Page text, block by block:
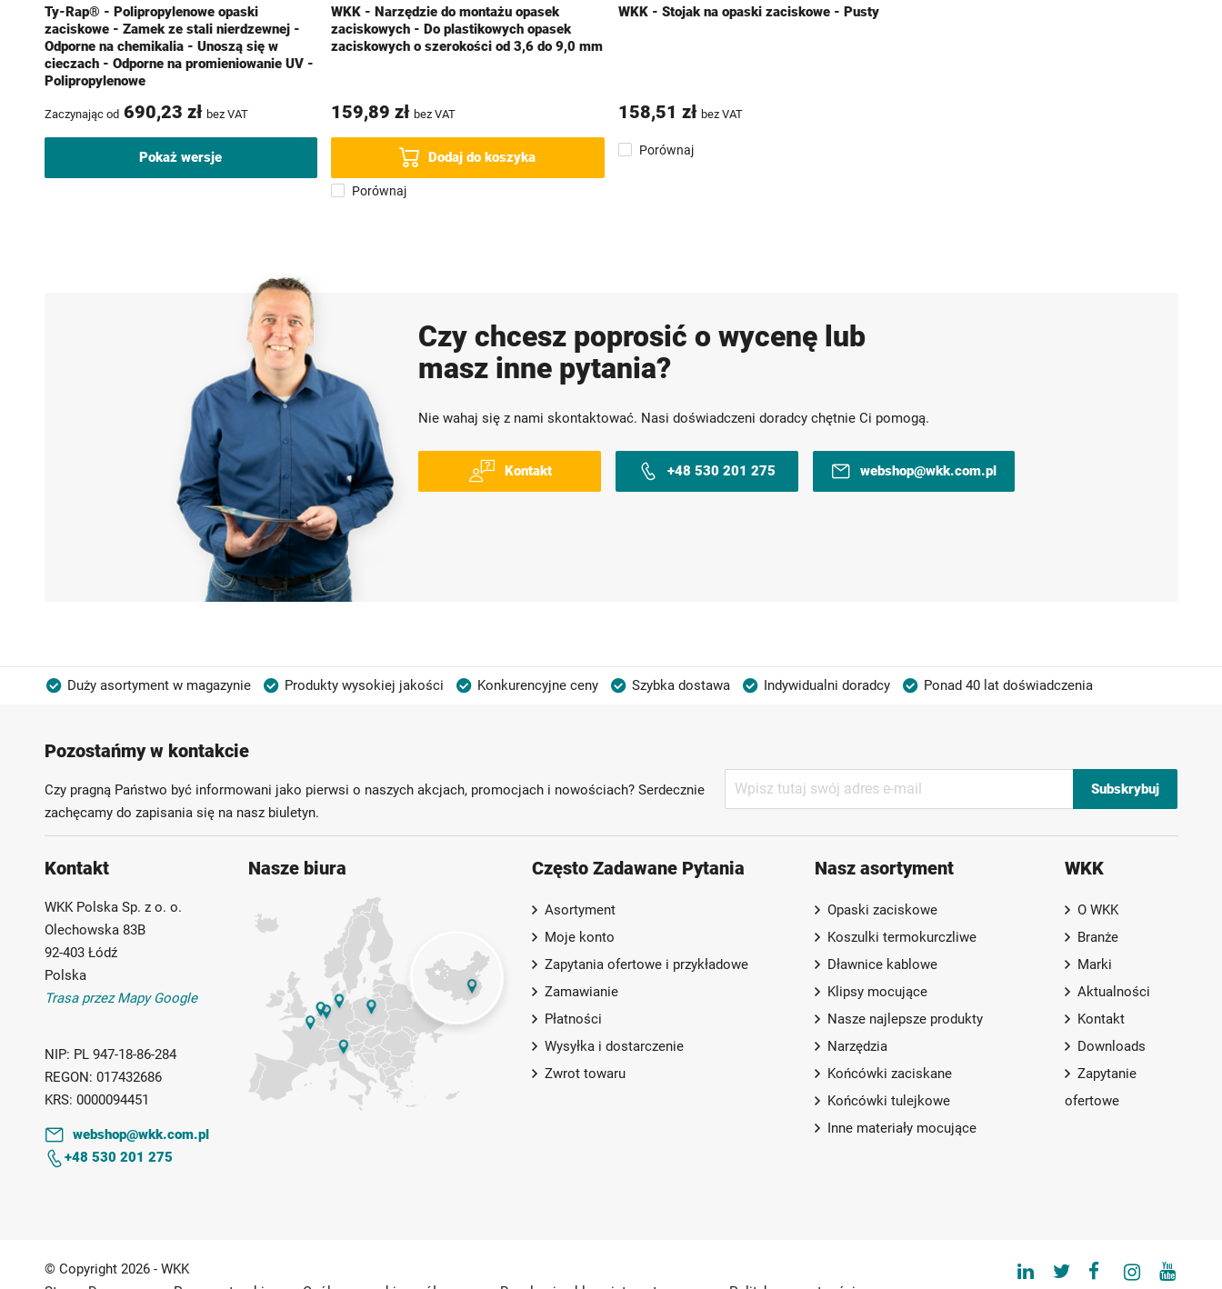
Ty-Rap® - Polipropylenowe opaski
zaciskowe - Zamek ze stali nierdzewnej -
Odporne na chemikalia - Unoszą się w
cieczach - Odporne na promieniowanie UV -
Polipropylenowe
Zaczynając od 690,23 zł bez VAT
Pokaż wersje
WKK - Narzędzie do montażu opasek
zaciskowych - Do plastikowych opasek
zaciskowych o szerokości od 3,6 do 9,0 mm
159,89 zł bez VAT
Dodaj do koszyka
Porównaj
WKK - Stojak na opaski zaciskowe - Pusty
158,51 zł bez VAT
Porównaj
Czy chcesz poprosić o wycenę lub
masz inne pytania?
Nie wahaj się z nami skontaktować. Nasi doświadczeni doradcy chętnie Ci pomogą.
Kontakt +48 530 201 275 webshop@wkk.com.pl
Duży asortyment w magazynie Produkty wysokiej jakości Konkurencyjne ceny Szybka dostawa Indywidualni doradcy
Ponad 40 lat doświadczenia
Pozostańmy w kontakcie
Czy pragną Państwo być informowani jako pierwsi o naszych akcjach, promocjach i nowościach? Serdecznie
zachęcamy do zapisania się na nasz biuletyn.
nasz
Subskrybuj
Kontakt
WKK Polska Sp. z o. o.
Olechowska 83B
92-403 Łódź
Polska
Trasa przez Mapy Google
NIP: PL 947-18-86-284
REGON: 017432686
KRS: 0000094451
webshop@wkk.com.pl
+48 530 201 275
Nasze biura Często Zadawane Pytania
Asortyment
Moje konto
Zapytania ofertowe i przykładowe
Zamawianie
Płatności
Wysyłka i dostarczenie
Zwrot towaru
Nasz asortyment
Opaski zaciskowe
Koszulki termokurczliwe
Dławnice kablowe
Klipsy mocujące
Nasze najlepsze produkty
Narzędzia
Końcówki zaciskane
Końcówki tulejkowe
Inne materiały mocujące
WKK
O WKK
Branże
Marki
Aktualności
Kontakt
Downloads
Zapytanie
ofertowe
© Copyright 2026 - WKK